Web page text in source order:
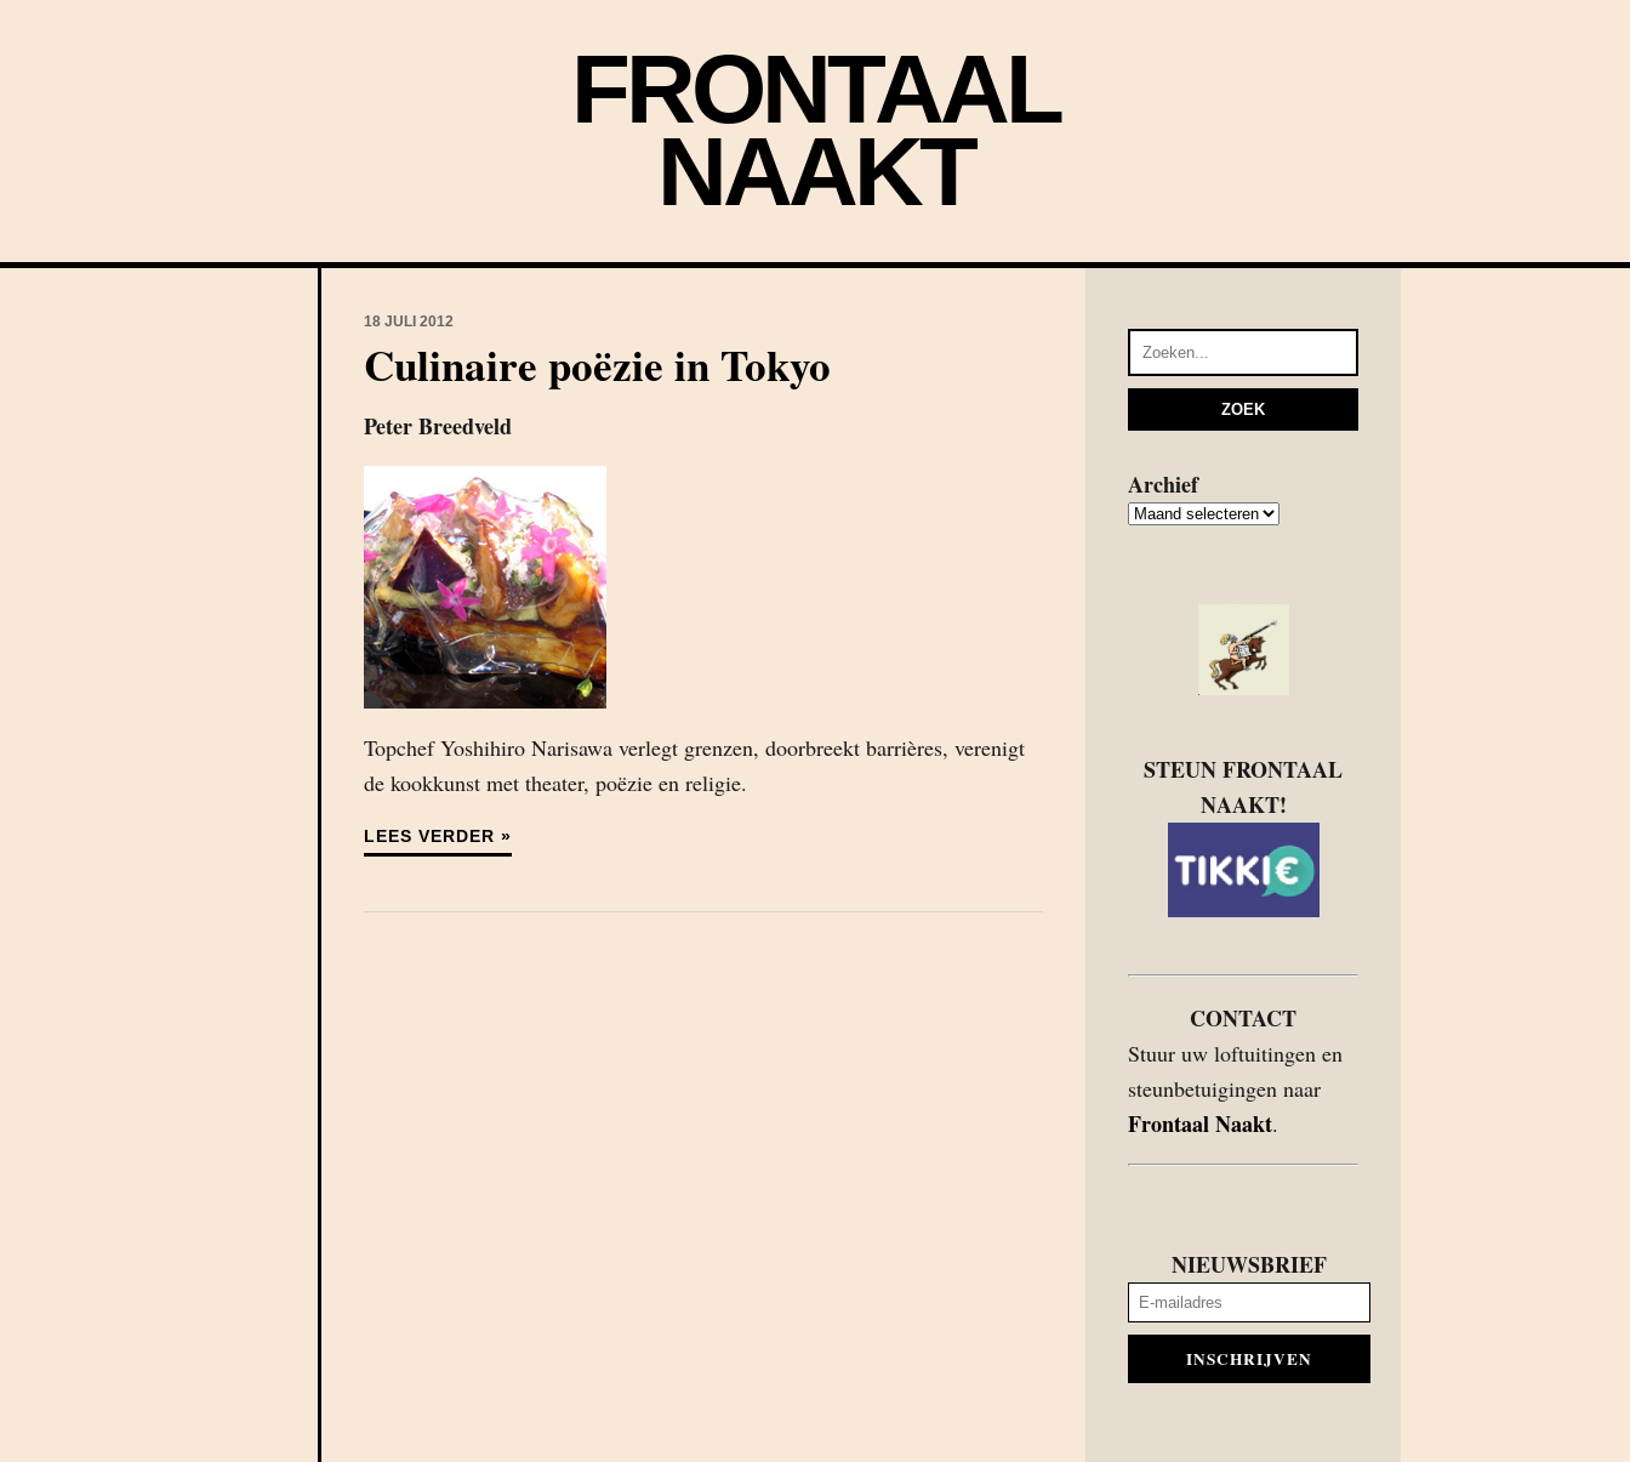
FRONTAAL
NAAKT
18 JULI 2012
Culinaire poëzie in Tokyo
Peter Breedveld
Topchef Yoshihiro Narisawa verlegt grenzen, doorbreekt barrières, verenigt
de kookkunst met theater, poëzie en religie.
LEES VERDER »
Archief
Archief
STEUN FRONTAAL
NAAKT!
CONTACT
Stuur uw loftuitingen en
steunbetuigingen naar
Frontaal Naakt.
NIEUWSBRIEF
INSCHRIJVEN